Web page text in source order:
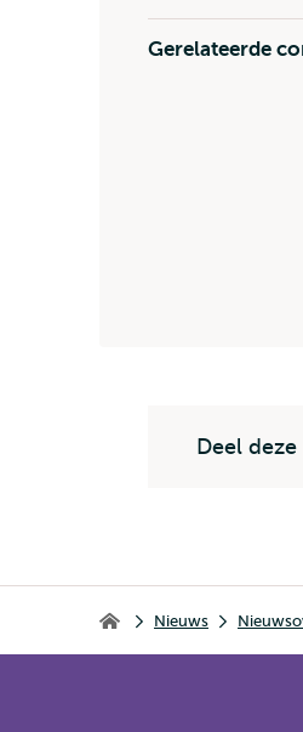
Gerelateerde
Deel
Erasmus School of
Nieuws